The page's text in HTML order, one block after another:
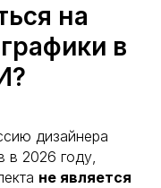
на
в
дизайнера
в 2026 году,
не является